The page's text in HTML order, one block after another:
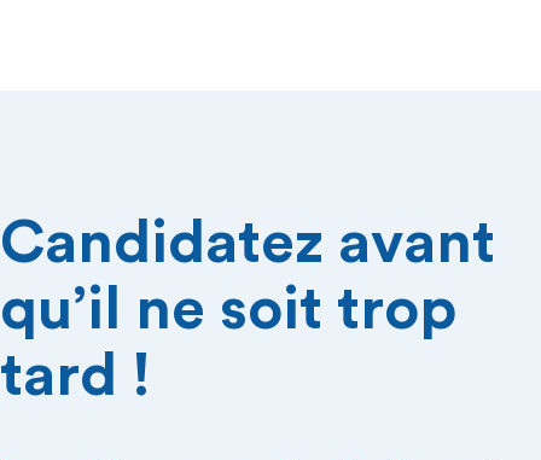
Candidatez avant
qu’il ne soit trop
tard !